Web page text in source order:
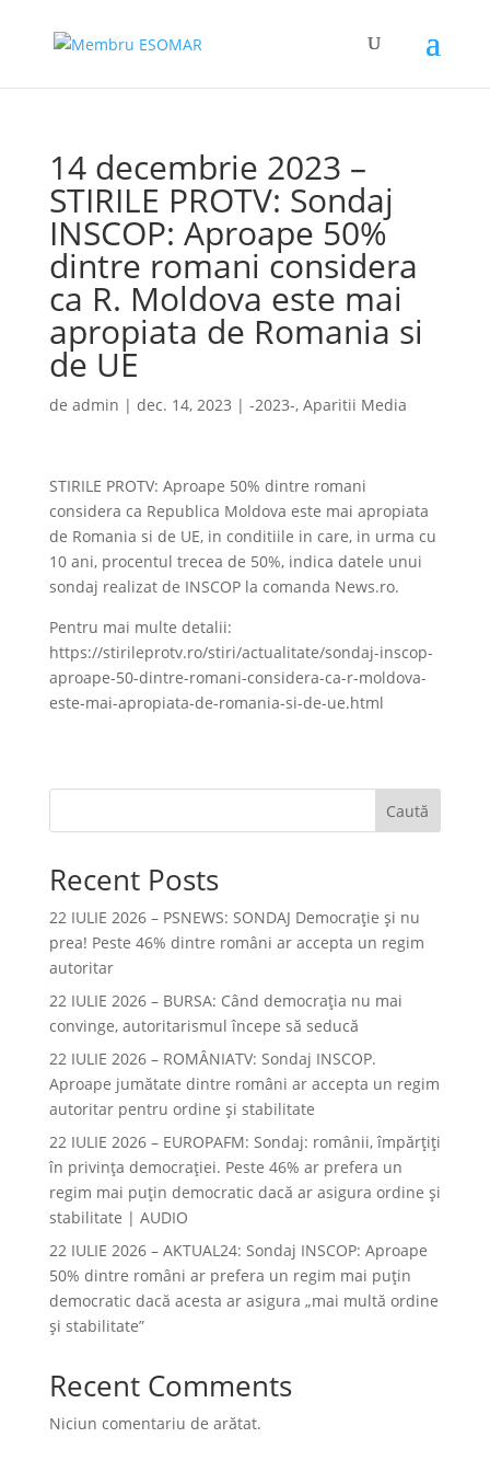
14 decembrie 2023 –
STIRILE PROTV: Sondaj
INSCOP: Aproape 50%
dintre romani considera
ca R. Moldova este mai
apropiata de Romania si
de UE
de admin | dec. 14, 2023 | -2023-, Aparitii Media
STIRILE PROTV: Aproape 50% dintre romani
considera ca Republica Moldova este mai apropiata
de Romania si de UE, in conditiile in care, in urma cu
10 ani, procentul trecea de 50%, indica datele unui
sondaj realizat de INSCOP la comanda News.ro.
Pentru mai multe detalii:
https://stirileprotv.ro/stiri/actualitate/sondaj-inscop-
aproape-50-dintre-romani-considera-ca-r-moldova-
este-mai-apropiata-de-romania-si-de-ue.html
Caută
Recent Posts
22 IULIE 2026 – PSNEWS: SONDAJ Democrație și nu
prea! Peste 46% dintre români ar accepta un regim
autoritar
22 IULIE 2026 – BURSA: Când democraţia nu mai
convinge, autoritarismul începe să seducă
22 IULIE 2026 – ROMÂNIATV: Sondaj INSCOP.
Aproape jumătate dintre români ar accepta un regim
autoritar pentru ordine și stabilitate
22 IULIE 2026 – EUROPAFM: Sondaj: românii, împărțiți
în privința democrației. Peste 46% ar prefera un
regim mai puțin democratic dacă ar asigura ordine și
stabilitate | AUDIO
22 IULIE 2026 – AKTUAL24: Sondaj INSCOP: Aproape
50% dintre români ar prefera un regim mai puțin
democratic dacă acesta ar asigura „mai multă ordine
și stabilitate”
Recent Comments
Niciun comentariu de arătat.